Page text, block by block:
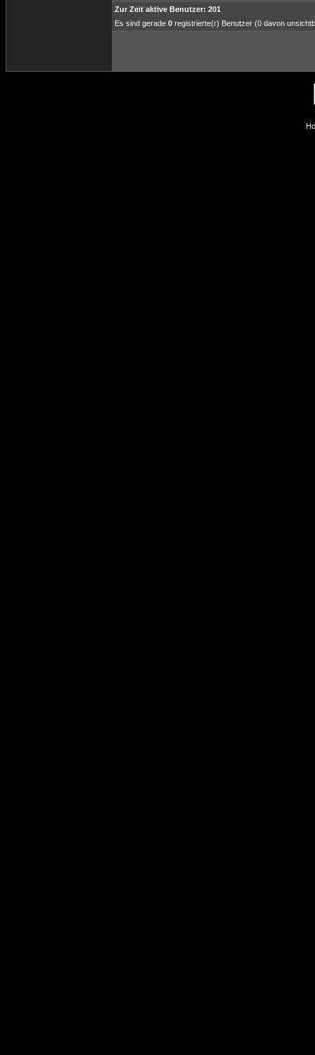
Zur Zeit aktive Benutzer: 201
Es sind gerade 0 registrierte(r) Benutzer (0 davon